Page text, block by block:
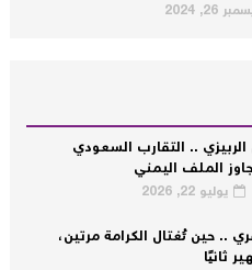
.. التقارب السعودي
الملف اليمني
يوليو 22, 2026
تُغتال الكرامة مرتين،